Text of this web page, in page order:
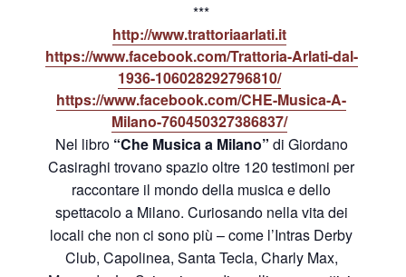
***
http://www.trattoriaarlati.it
https://www.facebook.com/Trattoria-Arlati-dal-
1936-106028292796810/
https://www.facebook.com/CHE-Musica-A-
Milano-760450327386837/
Nel libro “Che Musica a Milano” di Giordano
Casiraghi trovano spazio oltre 120 testimoni per
raccontare il mondo della musica e dello
spettacolo a Milano. Curiosando nella vita dei
locali che non ci sono più – come l’Intras Derby
Club, Capolinea, Santa Tecla, Charly Max,